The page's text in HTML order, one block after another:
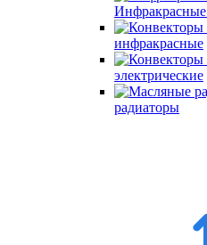
Инфракрасные
инфракрасные
электрические
радиаторы